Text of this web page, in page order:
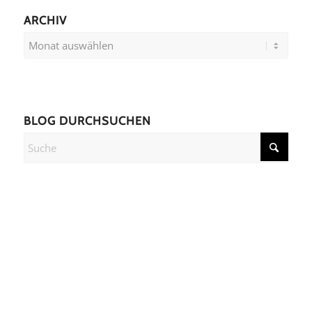
ARCHIV
BLOG DURCHSUCHEN